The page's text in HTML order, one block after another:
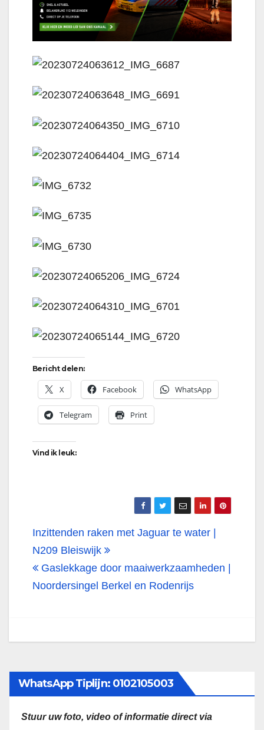
Bericht delen:
X Facebook WhatsApp
Telegram Print
Vind ik leuk:
Bericht
navigatie
Inzittenden raken met Jaguar te water |
N209 Bleiswijk
Gaslekkage door maaiwerkzaamheden |
Noordersingel Berkel en Rodenrijs
WhatsApp Tiplijn: 0102105003
Stuur uw foto, video of informatie direct via